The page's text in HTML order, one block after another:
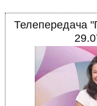
Телепередача